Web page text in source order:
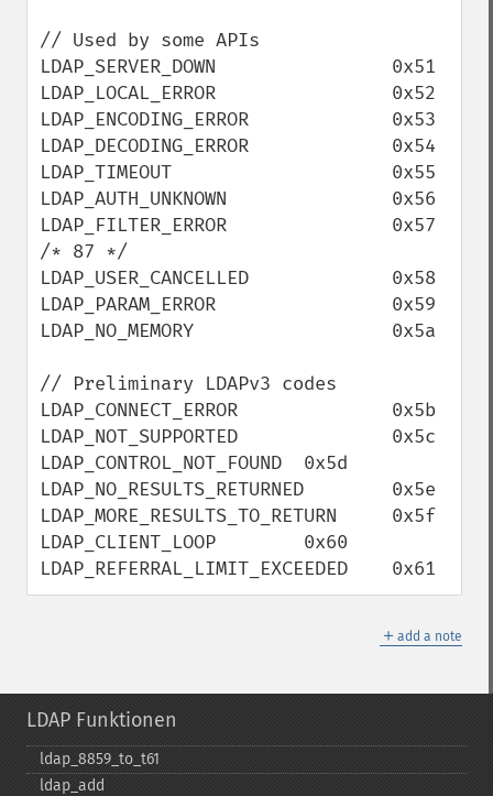
// Used by some APIs
LDAP_SERVER_DOWN                0x51
LDAP_LOCAL_ERROR                0x52
LDAP_ENCODING_ERROR             0x53
LDAP_DECODING_ERROR             0x54
LDAP_TIMEOUT                    0x55
LDAP_AUTH_UNKNOWN               0x56
LDAP_FILTER_ERROR               0x57
/* 87 */
LDAP_USER_CANCELLED             0x58
LDAP_PARAM_ERROR                0x59
LDAP_NO_MEMORY                  0x5a
// Preliminary LDAPv3 codes
LDAP_CONNECT_ERROR              0x5b
LDAP_NOT_SUPPORTED              0x5c
LDAP_CONTROL_NOT_FOUND  0x5d
LDAP_NO_RESULTS_RETURNED        0x5e
LDAP_MORE_RESULTS_TO_RETURN     0x5f
LDAP_CLIENT_LOOP        0x60
LDAP_REFERRAL_LIMIT_EXCEEDED    0x61
＋ add a note
LDAP Funktionen
ldap_​8859_​to_​t61
ldap_​add